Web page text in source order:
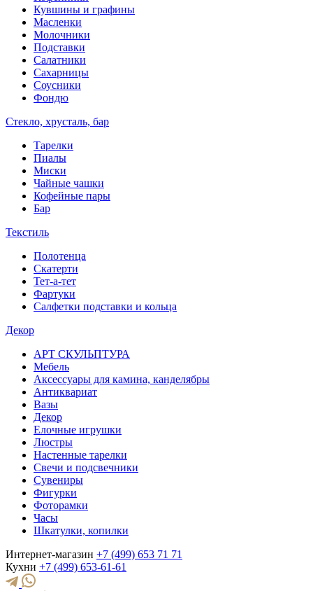
Кувшины и графины
Масленки
Молочники
Подставки
Салатники
Сахарницы
Соусники
Фондю
Стекло, хрусталь, бар
Тарелки
Пиалы
Миски
Чайные чашки
Кофейные пары
Бар
Текстиль
Полотенца
Скатерти
Тет-а-тет
Фартуки
Салфетки подставки и кольца
Декор
АРТ СКУЛЬПТУРА
Мебель
Аксессуары для камина, канделябры
Антиквариат
Вазы
Декор
Елочные игрушки
Люстры
Настенные тарелки
Свечи и подсвечники
Сувениры
Фигурки
Фоторамки
Часы
Шкатулки, копилки
Интернет-магазин +7 (499) 653 71 71
Кухни +7 (499) 653-61-61